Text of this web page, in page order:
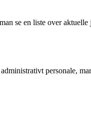
se en liste over
personale,